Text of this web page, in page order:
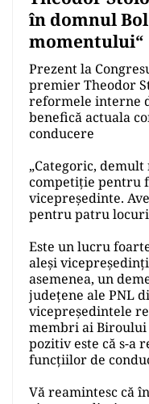
în domnul
momentului“
Prezent la
premier Theodor
reformele interne
benefică actuala
conducere
„Categoric,
competiție pentru
vicepreședinte.
pentru patru
Este un lucru
aleși
asemenea, un
județene ale PNL
vicepreședintele
membri ai Biroului
pozitiv este că s-a
funcțiilor de
Vă reamintesc că